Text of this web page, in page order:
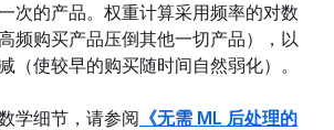
次的产品。权重计算采用频率的对数
频购买产品压倒其他一切产品），以
（使较早的购买随时间自然弱化）。
学细节，请参阅 《无需 ML 后处理的